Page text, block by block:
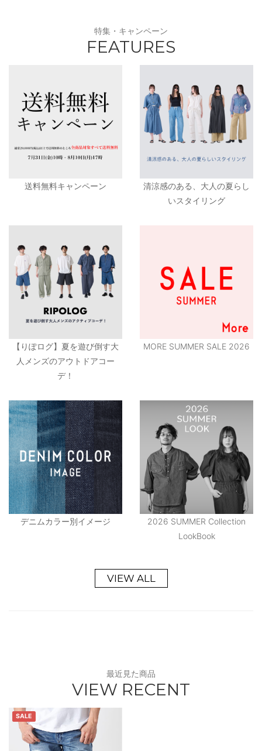
特集・キャンペーン
FEATURES
送料無料キャンペーン
清涼感のある、大人の夏らし
いスタイリング
【りぽログ】夏を遊び倒す大
人メンズのアウトドアコー
デ！
MORE SUMMER SALE 2026
デニムカラー別イメージ
2026 SUMMER Collection
LookBook
VIEW ALL
最近見た商品
VIEW RECENT
SALE